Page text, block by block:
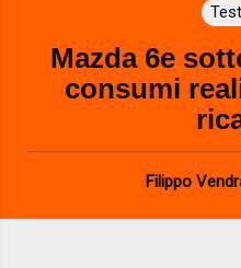
Mazda 6e
consumi
Filippo